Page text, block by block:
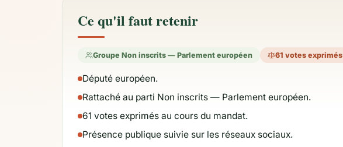
Ce qu'il faut retenir
Groupe Non inscrits — Parlement européen 61 votes exprimés
Député européen.
Rattaché au parti Non inscrits — Parlement européen.
61 votes exprimés au cours du mandat.
Présence publique suivie sur les réseaux sociaux.